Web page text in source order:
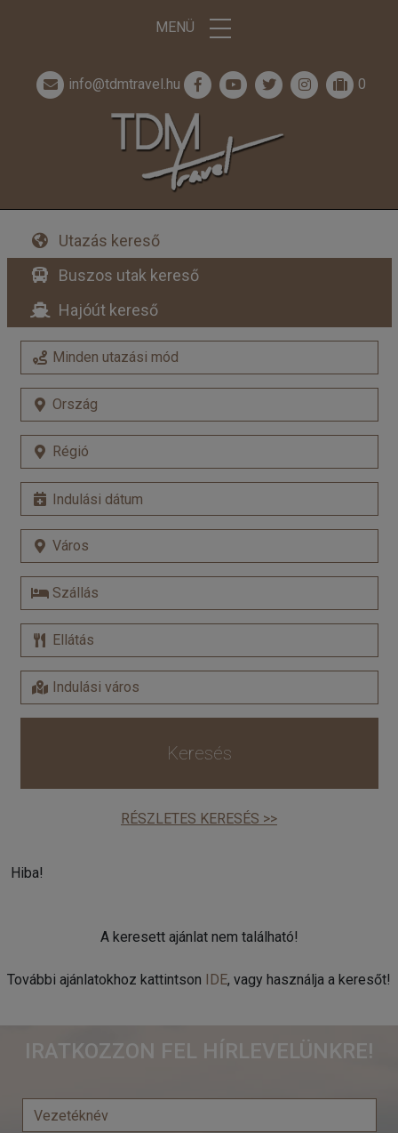
MENÜ
info@tdmtravel.hu 0
Utazás kereső
Buszos utak kereső
Hajóút kereső
Keresés
RÉSZLETES KERESÉS >>
Hiba!
A keresett ajánlat nem található!
További ajánlatokhoz kattintson IDE, vagy használja a keresőt!
IRATKOZZON FEL HÍRLEVELÜNKRE!